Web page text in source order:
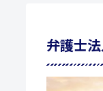
弁護士